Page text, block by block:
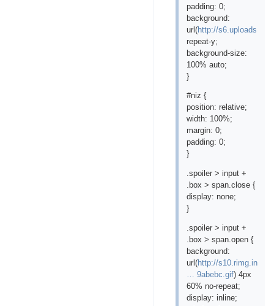
padding: 0;
background:
url(http://s6.uploads.ru/
repeat-y;
background-size:
100% auto;
}
#niz {
position: relative;
width: 100%;
margin: 0;
padding: 0;
}
.spoiler > input +
.box > span.close {
display: none;
}
.spoiler > input +
.box > span.open {
background:
url(http://s10.rimg.info/
… 9abebc.gif) 4px
60% no-repeat;
display: inline;